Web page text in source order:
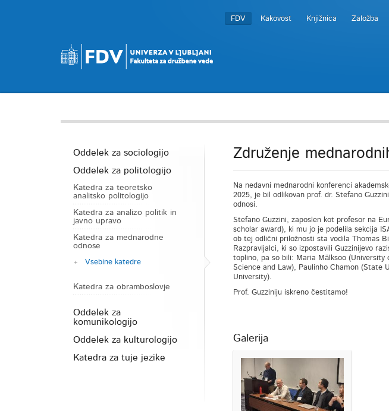
FDV Kakovost Knjižnica Založba
Oddelek za sociologijo
Oddelek za politologijo
Katedra za teoretsko
analitsko politologijo
Katedra za analizo politik in
javno upravo
Katedra za mednarodne
odnose
Vsebine katedre
Katedra za obramboslovje
Oddelek za
komunikologijo
Oddelek za kulturologijo
Katedra za tuje jezike
Združenje
Na nedavni mednarodni konferenci
2025, je bil odlikovan prof. dr. Stefano
odnosi.
Stefano Guzzini, zaposlen kot profesor na
scholar award), ki mu jo je podelila sekcija
ob tej odlični priložnosti sta vodila Thomas
Razpravljalci, ki so izpostavili Guzzinijevo
toplino, pa so bili: Maria Mälksoo (University
Science and Law), Paulinho Chamon (State
University).
Prof. Guzziniju iskreno čestitamo!
Galerija